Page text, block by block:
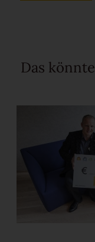
Das